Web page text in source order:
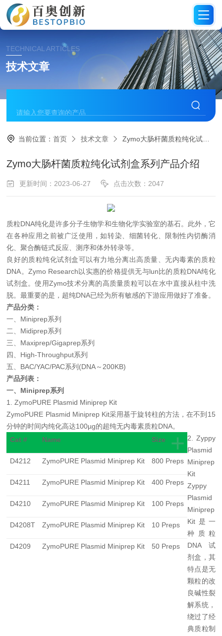
TECHNICAL ARTICLES
技术文章
当前位置：首页 技术文章 Zymo大肠杆菌质粒纯化试剂盒系列产品介绍
Zymo大肠杆菌质粒纯化试剂盒系列产品介绍
更新时间：2023-06-27 点击次数：2047
质粒DNA纯化是许多分子生物学和生物化学实验室的基石。此外，它
在各种应用之前被广泛使用，如转染、细菌转化、限制性内切酶消
化、聚合酶链式反应、测序和体外转录等。
良好的质粒纯化试剂盒可以有力地分离出高质量、无内毒素的质粒
DNA。 Zymo Research以实惠的价格提供无与lun比的质粒DNA纯化
试剂盒。使用Zymo技术分离的高质量质粒可以在水中直接从柱中洗
脱。最重要的是，超纯DNA已经为所有敏感的下游应用做好了准备。
产品分类：
一、 Miniprep系列
二、 Midiprep系列
三、 Maxiprep/Gigaprep系列
四、 High-Throughput系列
五、 BAC/YAC/PAC系列 (DNA～ 200KB)
产品列表：
一、 Miniprep系列
1.
ZymoPURE Plasmid Miniprep Kit
ZymoPURE Plasmid Miniprep Kit采用基于旋转柱的方法，在不到 15
分钟的时间内纯化高达100µg的超纯无内毒素质粒DNA。
+
Cat # Name Size
D4212 ZymoPURE Plasmid Miniprep Kit 800 Preps
D4211 ZymoPURE Plasmid Miniprep Kit 400 Preps
D4210 ZymoPURE Plasmid Miniprep Kit 100 Preps
D4208T ZymoPURE Plasmid Miniprep Kit 10 Preps
D4209 ZymoPURE Plasmid Miniprep Kit 50 Preps
2. Zyppy
Plasmid
Miniprep
Kit
Zyppy
Plasmid
Miniprep
Kit 是一
种质粒
DNA 试
剂盒，其
特点是无
颗粒的改
良碱性裂
解系统，
绕过了经
典质粒制